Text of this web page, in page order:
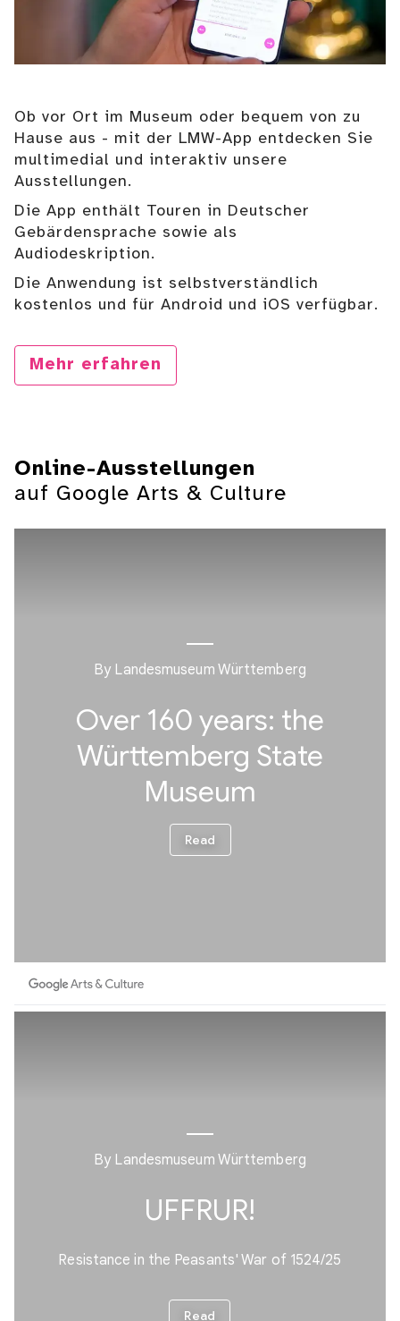
Ob vor Ort im Museum oder bequem von zu
Hause aus - mit der LMW-App entdecken Sie
multimedial und interaktiv unsere
Ausstellungen.
Die App enthält Touren in Deutscher
Gebärdensprache sowie als
Audiodeskription.
Die Anwendung ist selbstverständlich
kostenlos und für Android und iOS verfügbar.
Mehr erfahren
Online-Ausstellungen
auf Google Arts & Culture